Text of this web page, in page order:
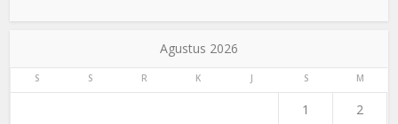
Agustus 2026
S S R K J S M
1 2